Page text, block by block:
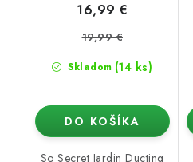
Skladom (14 ks)
16,99 €
19,99 €
DO KOŠÍKA
So Secret Jardin Ducting